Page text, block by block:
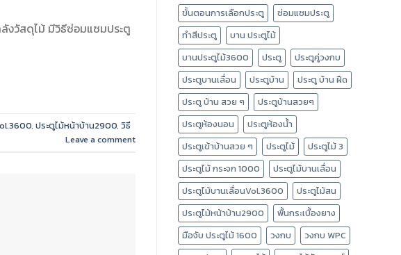
งวัสดุไม้ มีวิธีซ่อมแซมประตู
, ประตูไม้หน้าบ้าน2900, วิธี
Leave a comment
ขั้นตอนการเลือกประตู
ซ่อมแซมประตู
ทำสีประตู
บาน ประตูไม้
บานประตูไม้3600
ประตู
ประตูคู่วงกบ
ประตูบานเลื่อน
ประตูบ้าน
ประตู บ้าน ฝืด
ประตู บ้าน สวย ๆ
ประตูบ้านสวยๆ
ประตูห้องนอน
ประตูห้องน้ำ
ประตูเข้าบ้านสวย ๆ
ประตูไม้
ประตูไม้ 3
ประตูไม้ กระจก 1000
ประตูไม้บานเลื่อน
ประตูไม้บานเลื่อนVol.3600
ประตูไม้สน
ประตูไม้หน้าบ้าน2900
พื้นกระเบื้องยาง
มือจับ ประตูไม้ 1600
วงกบ
วงกบ WPC